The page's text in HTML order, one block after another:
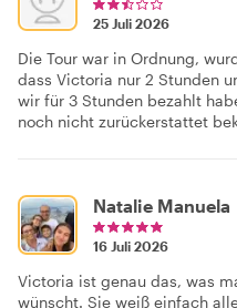
25 Juli 2026
Die Tour war in Ordnung,
dass Victoria nur 2 Stunden
wir für 3 Stunden bezahlt
noch nicht zurückerstattet
Natalie Manuela
16 Juli 2026
Victoria ist genau das, was
wünscht. Sie weiß einfach